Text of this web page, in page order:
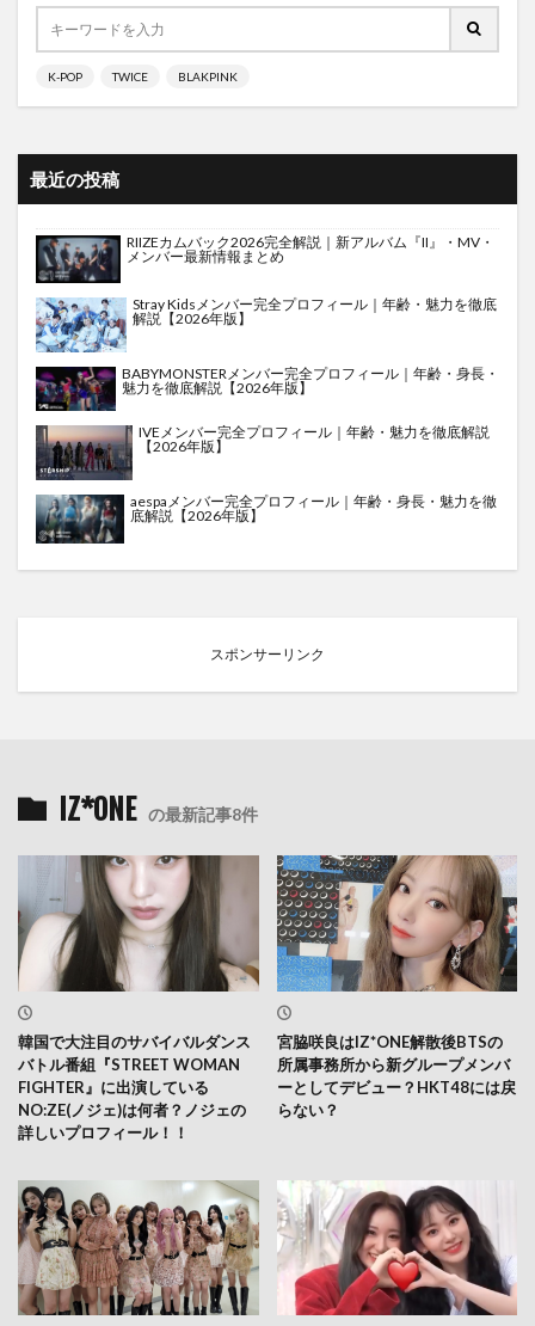
K-POP TWICE BLAKPINK
最近の投稿
RIIZEカムバック2026完全解説｜新アルバム『II』・MV・
メンバー最新情報まとめ
Stray Kidsメンバー完全プロフィール｜年齢・魅力を徹底
解説【2026年版】
BABYMONSTERメンバー完全プロフィール｜年齢・身長・
魅力を徹底解説【2026年版】
IVEメンバー完全プロフィール｜年齢・魅力を徹底解説
【2026年版】
aespaメンバー完全プロフィール｜年齢・身長・魅力を徹
底解説【2026年版】
スポンサーリンク
IZ*ONE の最新記事8件
韓国で大注目のサバイバルダンス
バトル番組『STREET WOMAN
FIGHTER』に出演している
NO:ZE(ノジェ)は何者？ノジェの
詳しいプロフィール！！
宮脇咲良はIZ*ONE解散後BTSの
所属事務所から新グループメンバ
ーとしてデビュー？HKT48には戻
らない？